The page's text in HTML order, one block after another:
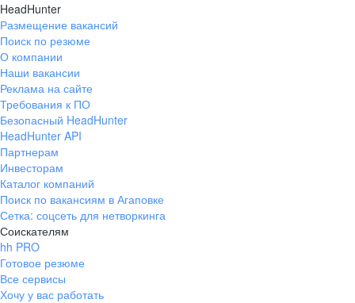
HeadHunter
Размещение вакансий
Поиск по резюме
О компании
Наши вакансии
Реклама на сайте
Требования к ПО
Безопасный HeadHunter
HeadHunter API
Партнерам
Инвесторам
Каталог компаний
Поиск по вакансиям в Агаповке
Сетка: соцсеть для нетворкинга
Соискателям
hh PRO
Готовое резюме
Все сервисы
Хочу у вас работать